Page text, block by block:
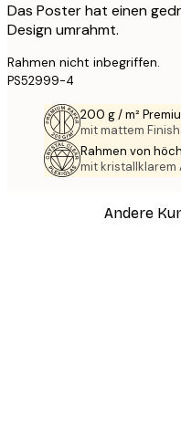
Das Poster hat einen
Design umrahmt.
Rahmen nicht inbegriffen.
PS52999-4
200 g / m²
mit mattem Finish.
Rahmen von
mit kristallklarem
Andere